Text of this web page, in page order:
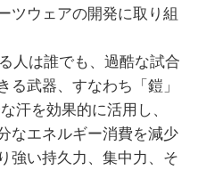
ツウェアの開発に取り組
人は誰でも、過酷な試合
る武器、すなわち「鎧」
汗を効果的に活用し、
なエネルギー消費を減少
強い持久力、集中力、そ